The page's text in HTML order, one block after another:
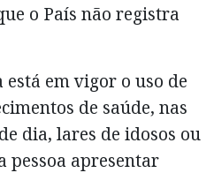
o País não registra
em vigor o uso de
de saúde, nas
dia, lares de idosos ou
pessoa apresentar